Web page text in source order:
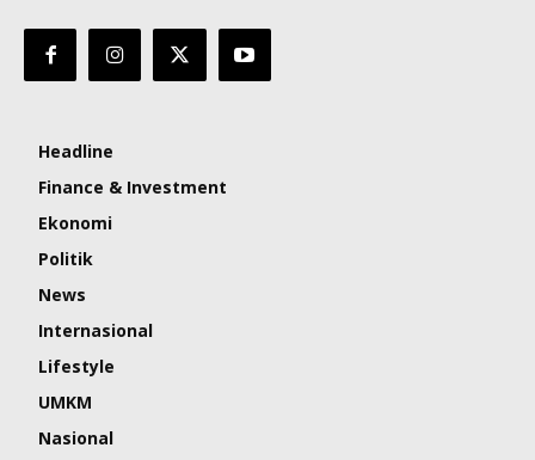
Headline
Finance & Investment
Ekonomi
Politik
News
Internasional
Lifestyle
UMKM
Nasional